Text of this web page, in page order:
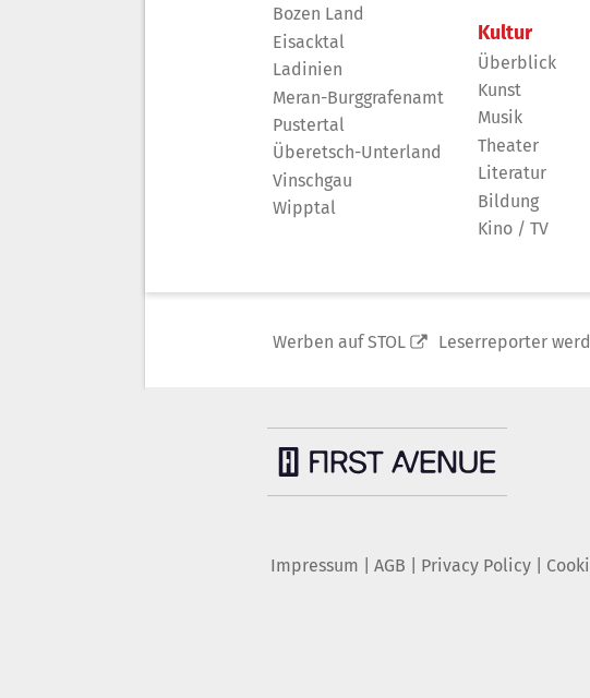
Bozen Land
Eisacktal
Ladinien
Meran-Burggrafenamt
Pustertal
Überetsch-Unterland
Vinschgau
Wipptal
Kultur
Überblick
Kunst
Musik
Theater
Literatur
Bildung
Kino / TV
Werben auf STOL Leserreporter
Impressum AGB Privacy Policy|